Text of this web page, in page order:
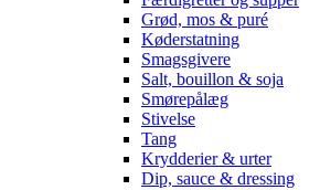
Grød, mos & puré
Køderstatning
Smagsgivere
Salt, bouillon & soja
Smørepålæg
Stivelse
Tang
Krydderier & urter
Dip, sauce & dressing